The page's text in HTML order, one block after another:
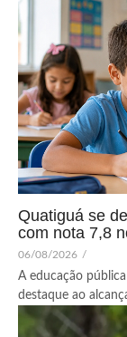
Quatiguá se
com nota 7,8
06/08/2026 /
A educação
destaque ao